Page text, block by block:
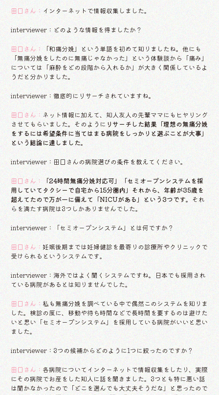
田口さん： インターネットで情報収集しました。
interviewer：どのような情報を得ましたか？
田口さん：
「和痛分娩」という単語を初めて知りましたね。他にも
「無痛分娩をしたのに無痛じゃなかった」という体験談から「痛み」
については「麻酔をどの段階から入れるか」が大きく関係しているよ
うだと分かりました。
interviewer：徹底的にリサーチされていますね。
田口さん： ネット情報に加えて、知人友人の先輩ママにもヒヤリング
させてもらいました。そのように リサーチした結果「理想の無痛分娩
をするには希望条件に当てはまる病院をしっかりと選ぶことが大事」
という結論に達しました。
interviewer：田口さんの病院選びの条件を教えてください。
田口さん：
「24時間無痛分娩対応可」「セミオープンシステムを採
用していてタクシーで自宅から15分圏内」それから、年齢が35歳を
超えてたので万が一に備えて「NICUがある」という3つです。 それ
らを満たす病院は3つしかありませんでした。
interviewer：「セミオープンシステム」とは何ですか？
田口さん：妊娠後期までは妊婦健診を最寄りの診療所やクリニックで
受けられるというシステムです。
interviewer：海外ではよく聞くシステムですね。日本でも採用され
ている病院があるとは知りませんでした。
田口さん： 私も無痛分娩を調べている中で偶然このシステムを知りま
した。検診の度に、移動や待ち時間などで長時間を要するのは避けた
いと思い「セミオープンシステム」を採用している病院がいいと思い
ました。
interviewer：3つの候補からどのように1つに絞ったのですか？
田口さん： 各病院についてインターネットで情報収集をしたり、実際
にその病院でお産をした知人に話を聞きました。3つとも特に悪い話
は聞かなかったので「どこを選んでも大丈夫そうだな」と思ったので